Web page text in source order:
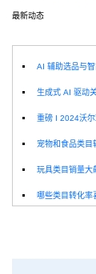
最新动态
AI 辅助选品与
重磅 I 2024沃
玩具类目销量大